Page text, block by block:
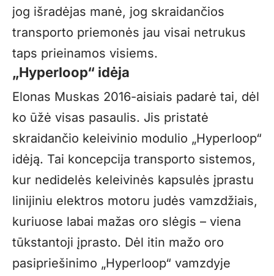
jog išradėjas manė, jog skraidančios
transporto priemonės jau visai netrukus
taps prieinamos visiems.
„Hyperloop“ idėja
Elonas Muskas 2016-aisiais padarė tai, dėl
ko ūžė visas pasaulis. Jis pristatė
skraidančio keleivinio modulio „Hyperloop“
idėją. Tai koncepcija transporto sistemos,
kur nedidelės keleivinės kapsulės įprastu
linijiniu elektros motoru judės vamzdžiais,
kuriuose labai mažas oro slėgis – viena
tūkstantoji įprasto. Dėl itin mažo oro
pasipriešinimo „Hyperloop“ vamzdyje